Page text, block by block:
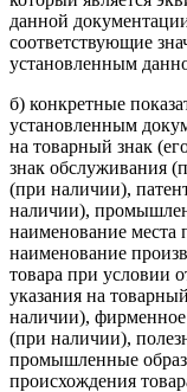
данной
соответствующие
установленным
б) конкретные
установленным
на товарный знак
знак обслуживания
(при наличии),
наличии),
наименование места
наименование
товара при условии
указания на
наличии),
(при наличии),
промышленные
происхождения